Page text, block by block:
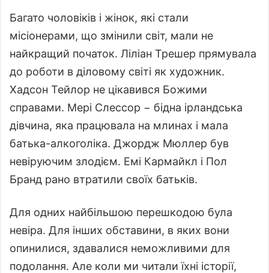
Багато чоловіків і жінок, які стали
місіонерами, що змінили світ, мали не
найкращий початок. Ліліан Трешер прямувала
до роботи в діловому світі як художник.
Хадсон Тейлор не цікавився Божими
справами. Мері Слессор − бідна ірландська
дівчина, яка працювала на млинах і мала
батька-алкоголіка. Джордж Мюллер був
невіруючим злодієм. Емі Кармайкл і Пол
Бранд рано втратили своїх батьків.
Для одних найбільшою перешкодою була
невіра. Для інших обставини, в яких вони
опинилися, здавалися неможливими для
подолання. Але коли ми читали їхні історії,